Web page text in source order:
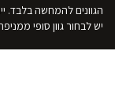
הגוונים להמחשה בלבד.
יש לבחור גוון סופי